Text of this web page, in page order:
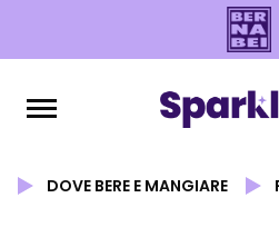
DOVE BERE E MANGIARE